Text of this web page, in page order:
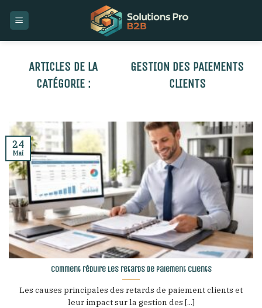
GESTION DES PAIEMENTS
CLIENTS
Comment réduire les retards de paiement clients
Les causes principales des retards de paiement clients et
leur impact sur la gestion des [...]
24
Mai